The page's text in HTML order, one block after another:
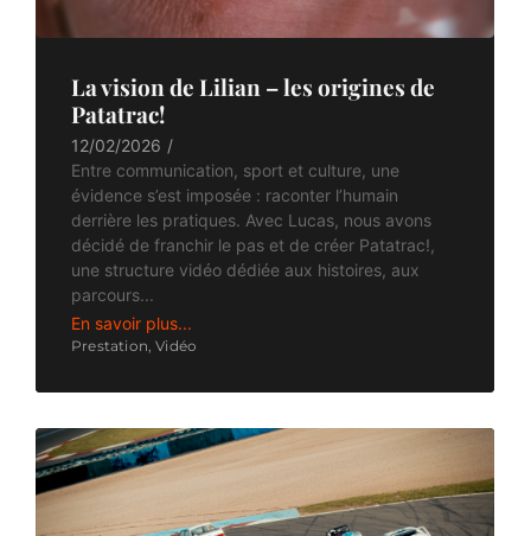
La vision de Lilian – les origines de
Patatrac!
12/02/2026 /
Entre communication, sport et culture, une
évidence s’est imposée : raconter l’humain
derrière les pratiques. Avec Lucas, nous avons
décidé de franchir le pas et de créer Patatrac!,
une structure vidéo dédiée aux histoires, aux
parcours...
En savoir plus...
Prestation Vidéo